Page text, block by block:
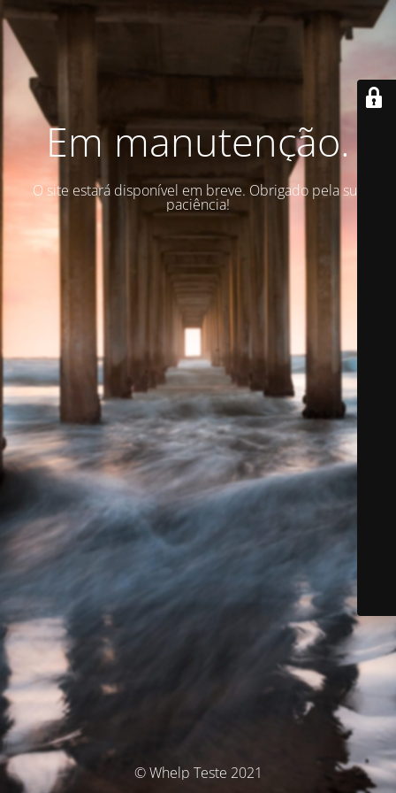
Em manutenção.
O site estará disponível em breve. Obrigado pela sua
paciência!
© Whelp Teste 2021